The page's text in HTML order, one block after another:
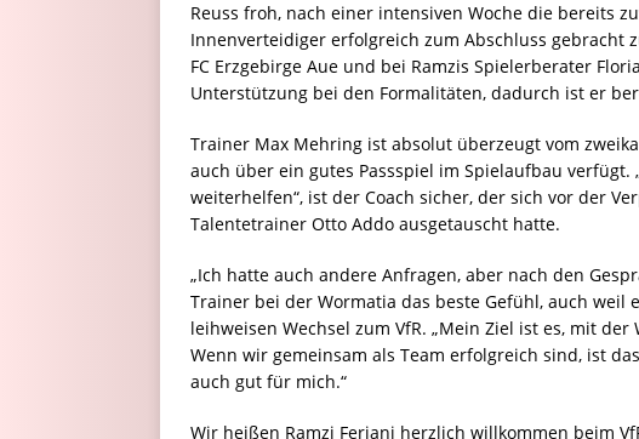
Reuss froh, nach einer intensiven Woche die bereits
Innenverteidiger erfolgreich zum Abschluss gebracht
FC Erzgebirge Aue und bei Ramzis Spielerberater
Unterstützung bei den Formalitäten, dadurch ist er
Trainer Max Mehring ist absolut überzeugt vom
auch über ein gutes Passspiel im Spielaufbau
weiterhelfen“, ist der Coach sicher, der sich vor der
Talentetrainer Otto Addo ausgetauscht hatte.
„Ich hatte auch andere Anfragen, aber nach den
Trainer bei der Wormatia das beste Gefühl, auch weil
leihweisen Wechsel zum VfR. „Mein Ziel ist es, mit
Wenn wir gemeinsam als Team erfolgreich sind, ist
auch gut für mich.“
Wir heißen Ramzi Ferjani herzlich willkommen beim